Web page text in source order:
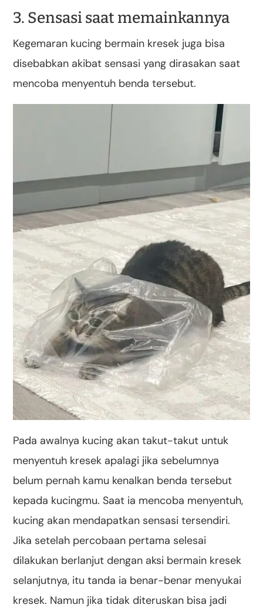
3. Sensasi saat memainkannya
Kegemaran kucing bermain kresek juga bisa
disebabkan akibat sensasi yang dirasakan saat
mencoba menyentuh benda tersebut.
Pada awalnya kucing akan takut-takut untuk
menyentuh kresek apalagi jika sebelumnya
belum pernah kamu kenalkan benda tersebut
kepada kucingmu. Saat ia mencoba menyentuh,
kucing akan mendapatkan sensasi tersendiri.
Jika setelah percobaan pertama selesai
dilakukan berlanjut dengan aksi bermain kresek
selanjutnya, itu tanda ia benar-benar menyukai
kresek. Namun jika tidak diteruskan bisa jadi